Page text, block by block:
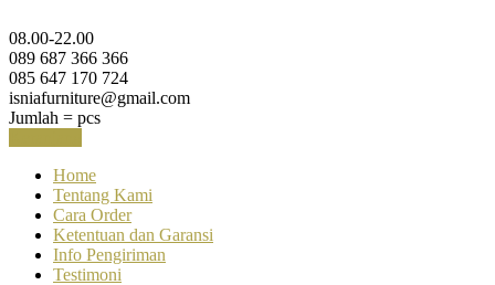
08.00-22.00
089 687 366 366
085 647 170 724
isniafurniture@gmail.com
Jumlah = pcs
Home
Tentang Kami
Cara Order
Ketentuan dan Garansi
Info Pengiriman
Testimoni